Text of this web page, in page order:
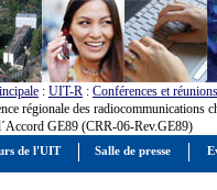
: UIT-R : Conférences et réunions
régionale des radiocommunications
GE89 (CRR-06-Rev.GE89)
de l'UIT Salle de presse